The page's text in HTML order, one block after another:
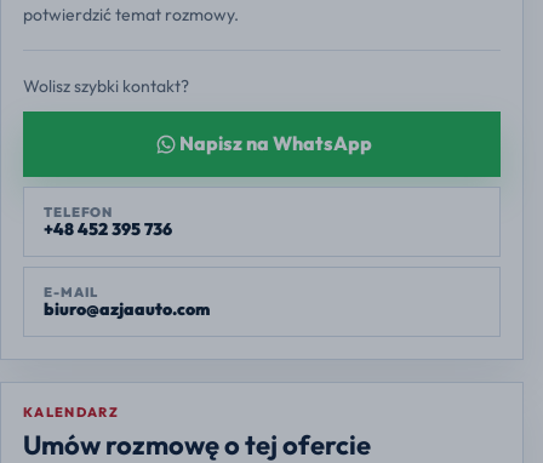
potwierdzić temat rozmowy.
Wolisz szybki kontakt?
Napisz na WhatsApp
TELEFON
+48 452 395 736
E-MAIL
biuro@azjaauto.com
KALENDARZ
Umów rozmowę o tej ofercie
Europe/Warsaw